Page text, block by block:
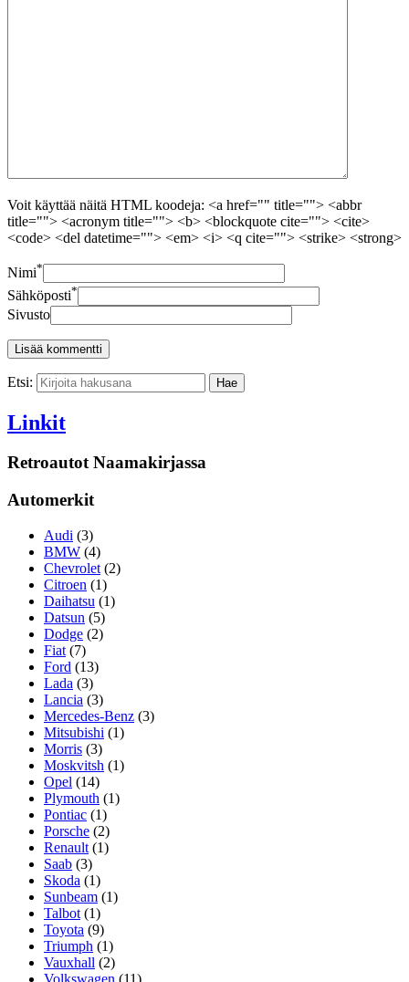
Voit käyttää näitä HTML koodeja: <a href="" title=""> <abbr
title=""> <acronym title=""> <b> <blockquote cite=""> <cite>
<code> <del datetime=""> <em> <i> <q cite=""> <strike> <strong>
Nimi*
Sähköposti*
Sivusto
Etsi:
Linkit
Retroautot Naamakirjassa
Automerkit
Audi (3)
BMW (4)
Chevrolet (2)
Citroen (1)
Daihatsu (1)
Datsun (5)
Dodge (2)
Fiat (7)
Ford (13)
Lada (3)
Lancia (3)
Mercedes-Benz (3)
Mitsubishi (1)
Morris (3)
Moskvitsh (1)
Opel (14)
Plymouth (1)
Pontiac (1)
Porsche (2)
Renault (1)
Saab (3)
Skoda (1)
Sunbeam (1)
Talbot (1)
Toyota (9)
Triumph (1)
Vauxhall (2)
Volkswagen (11)